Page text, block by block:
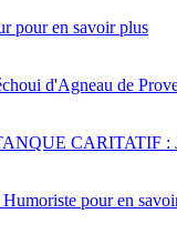
pour en savoir plus
d'Agneau de
CARITATIF :
Humoriste pour en